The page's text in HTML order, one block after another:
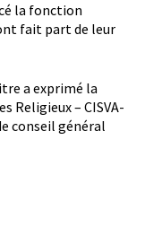
la fonction
fait part de leur
a exprimé la
Religieux – CISVA-
conseil général